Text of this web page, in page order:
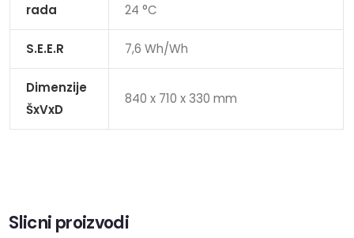
rada
24 °C
S.E.E.R 7,6 Wh/Wh
Dimenzije
ŠxVxD
840 x 710 x 330 mm
Slicni proizvodi